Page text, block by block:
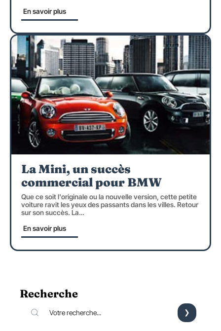
En savoir plus
La Mini, un succès
commercial pour BMW
Que ce soit l'originale ou la nouvelle version, cette petite
voiture ravit les yeux des passants dans les villes. Retour
sur son succès. La…
En savoir plus
Recherche